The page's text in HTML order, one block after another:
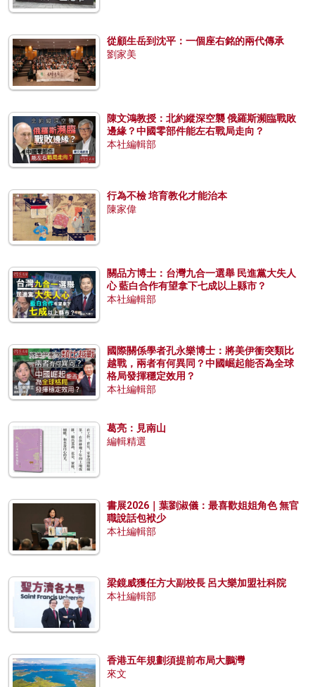
從顧生岳到沈平：一個座右銘的兩代傳承
劉家美
陳文鴻教授：北約縱深空襲 俄羅斯瀕臨戰敗
邊緣？中國零部件能左右戰局走向？
本社編輯部
行為不檢 培育教化才能治本
陳家偉
關品方博士：台灣九合一選舉 民進黨大失人
心 藍白合作有望拿下七成以上縣市？
本社編輯部
國際關係學者孔永樂博士：將美伊衝突類比
越戰，兩者有何異同？中國崛起能否為全球
格局發揮穩定效用？
本社編輯部
葛亮：見南山
編輯精選
書展2026｜葉劉淑儀：最喜歡姐姐角色 無官
職說話包袱少
本社編輯部
梁鏡威獲任方大副校長 呂大樂加盟社科院
本社編輯部
香港五年規劃須提前布局大鵬灣
來文